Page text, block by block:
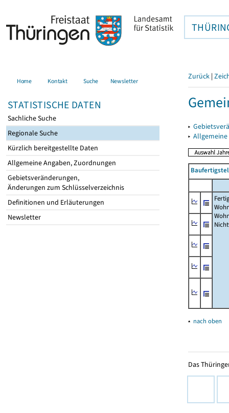
Home Kontakt Suche Newsletter
STATISTISCHE DATEN
Sachliche Suche
Regionale Suche
Kürzlich bereitgestellte Daten
Allgemeine Angaben, Zuordnungen
Gebietsveränderungen,
Änderungen zum Schlüsselverzeichnis
Definitionen und Erläuterungen
Newsletter
Zurück |
▸
▸
▴ nach oben
Das